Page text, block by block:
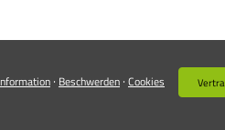
· Beschwerden · Cookies